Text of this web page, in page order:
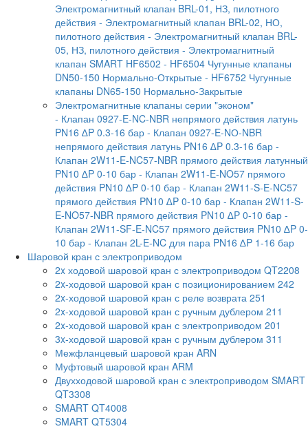
Электромагнитный клапан BRL-01, НЗ, пилотного
действия - Электромагнитный клапан BRL-02, НО,
пилотного действия - Электромагнитный клапан BRL-
05, НЗ, пилотного действия - Электромагнитный
клапан SMART HF6502 - HF6504 Чугунные клапаны
DN50-150 Нормально-Открытые - HF6752 Чугунные
клапаны DN65-150 Нормально-Закрытые
Электромагнитные клапаны серии "эконом"
- Клапан 0927-E-NC-NBR непрямого действия латунь
PN16 ∆P 0.3-16 бар - Клапан 0927-E-NО-NBR
непрямого действия латунь PN16 ∆P 0.3-16 бар -
Клапан 2W11-E-NC57-NBR прямого действия латунный
PN10 ∆P 0-10 бар - Клапан 2W11-E-NO57 прямого
действия PN10 ∆P 0-10 бар - Клапан 2W11-S-E-NC57
прямого действия PN10 ∆P 0-10 бар - Клапан 2W11-S-
E-NO57-NBR прямого действия PN10 ∆P 0-10 бар -
Клапан 2W11-SF-E-NC57 прямого действия PN10 ∆P 0-
10 бар - Клапан 2L-E-NC для пара PN16 ∆P 1-16 бар
Шаровой кран с электроприводом
2x ходовой шаровой кран с электроприводом QT2208
2x-ходовой шаровой кран с позиционированием 242
2x-ходовой шаровой кран с реле возврата 251
2x-ходовой шаровой кран с ручным дублером 211
2x-ходовой шаровой кран с электроприводом 201
3x-ходовой шаровой кран с ручным дублером 311
Межфланцевый шаровой кран ARN
Муфтовый шаровой кран ARM
Двухходовой шаровой кран с электроприводом SMART
QT3308
SMART QT4008
SMART QT5304